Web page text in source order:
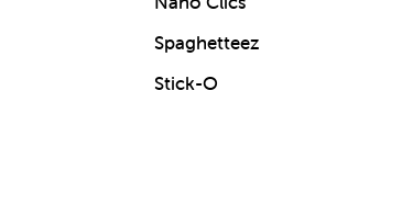
Spaghetteez
Stick-O